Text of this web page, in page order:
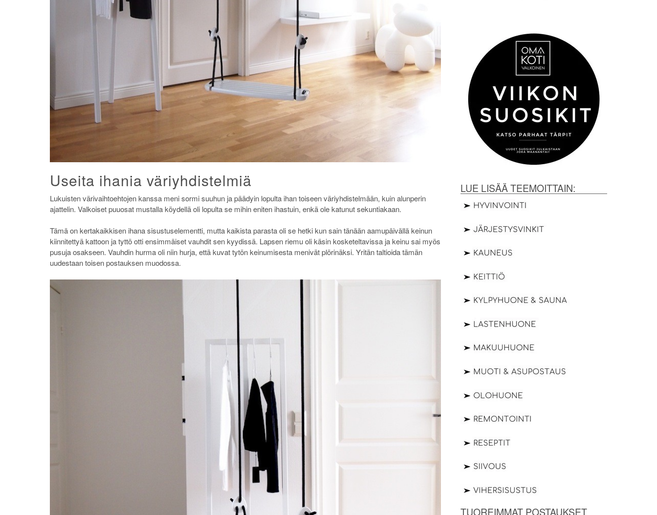
LUE LISÄÄ TEEMOITTAIN:
TUOREIMMAT POSTAUKSET
Useita ihania väriyhdistelmiä
Lukuisten värivaihtoehtojen kanssa meni sormi suuhun ja päädyin lopulta ihan toiseen väriyhdistelmään, kuin alunperin
ajattelin. Valkoiset puuosat mustalla köydellä oli lopulta se mihin eniten ihastuin, enkä ole katunut sekuntiakaan.
Tämä on kertakaikkisen ihana sisustuselementti, mutta kaikista parasta oli se hetki kun sain tänään aamupäivällä keinun
kiinnitettyä kattoon ja tyttö otti ensimmäiset vauhdit sen kyydissä. Lapsen riemu oli käsin kosketeltavissa ja keinu sai myös
pusuja osakseen. Vauhdin hurma oli niin hurja, että kuvat tytön keinumisesta menivät plörinäksi. Yritän taltioida tämän
uudestaan toisen postauksen muodossa.